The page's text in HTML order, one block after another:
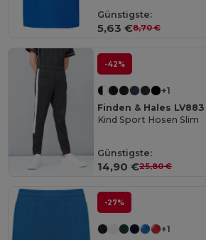
Günstigste:
5,63 €8,70 €
-42%
+1
Finden & Hales LV883
Kind Sport Hosen Slim
Günstigste:
14,90 €25,80 €
-27%
+1